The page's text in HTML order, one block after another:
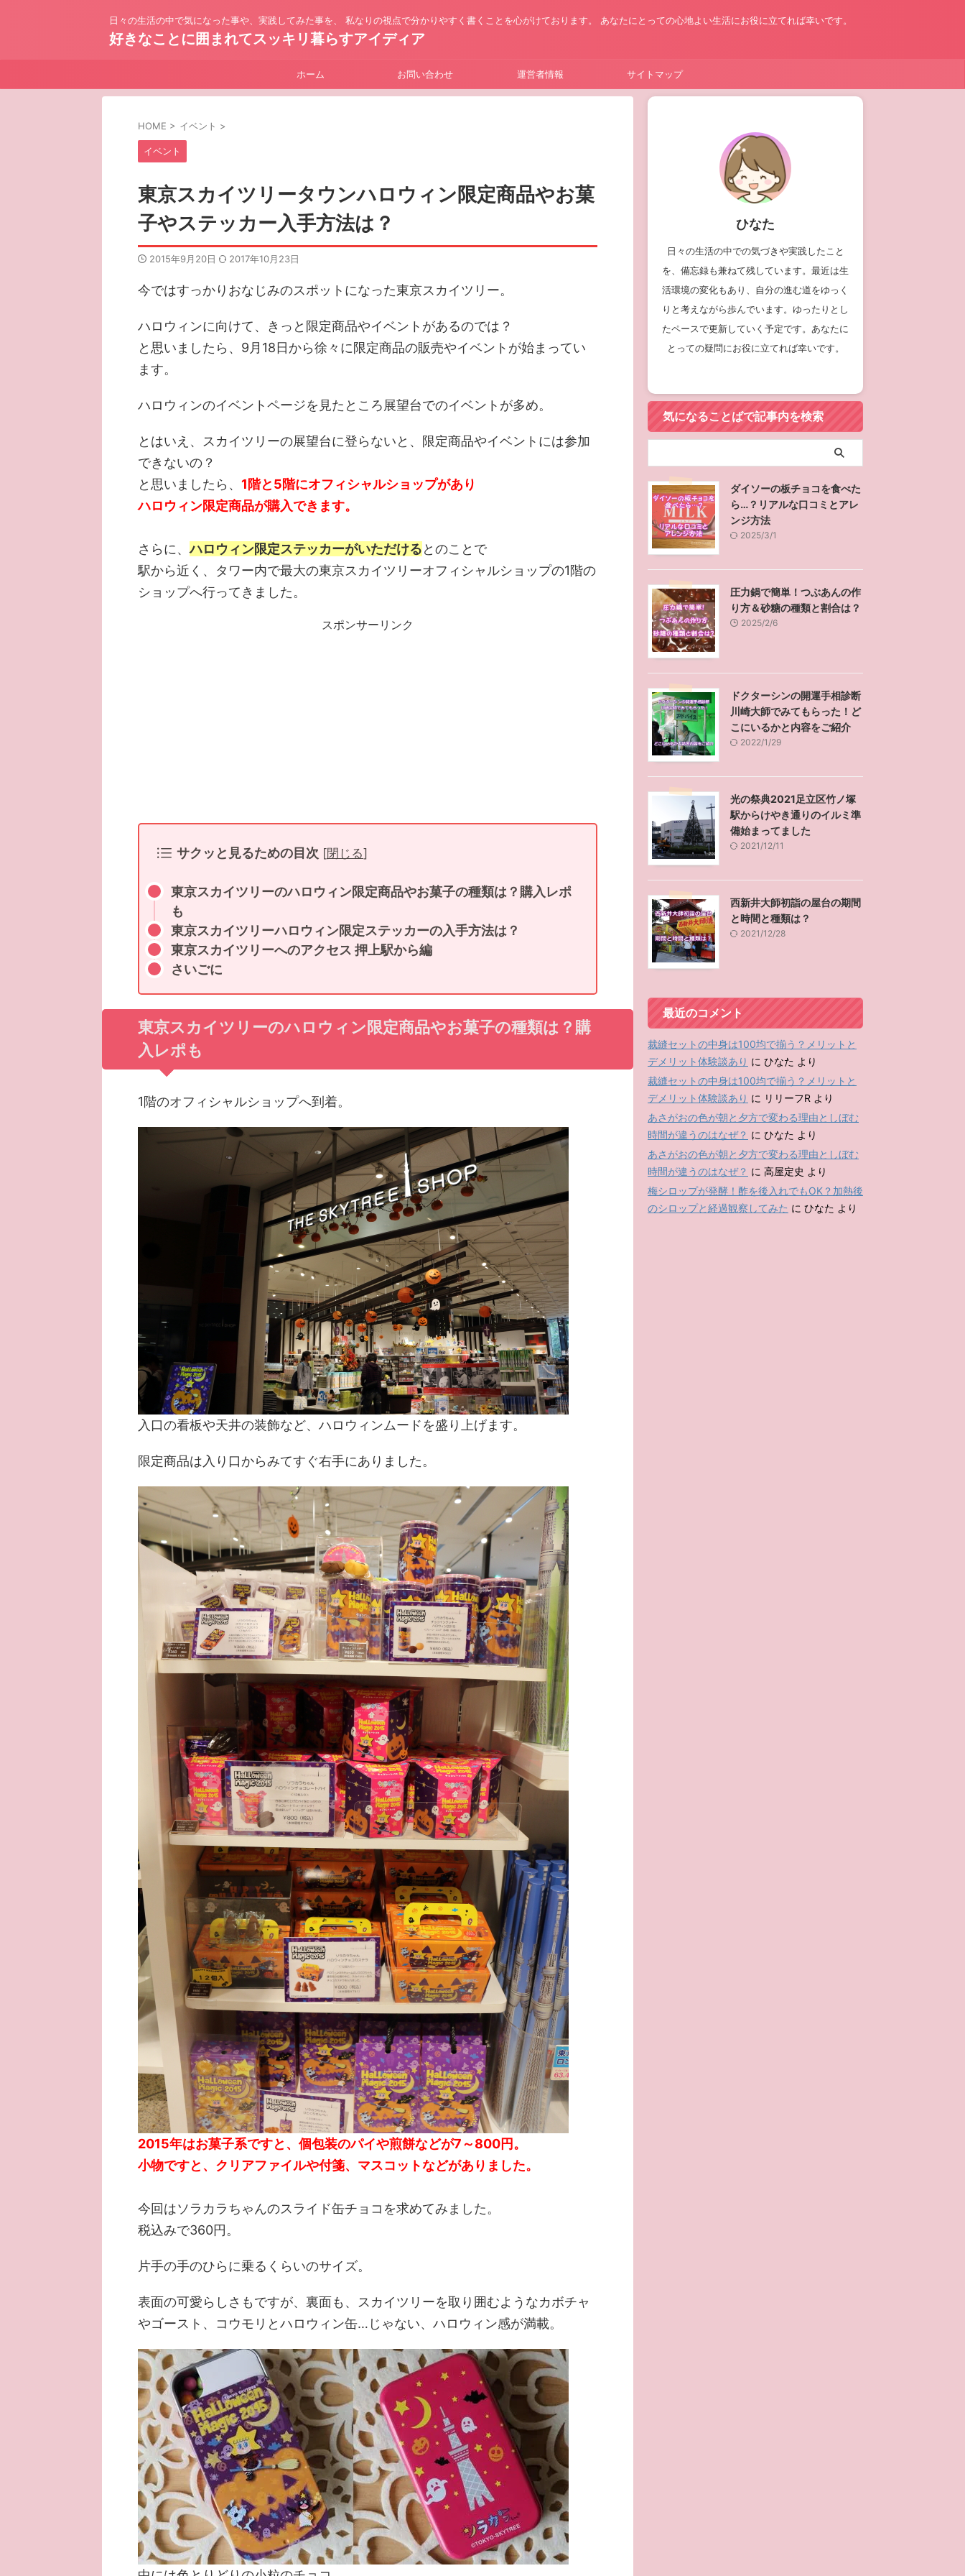
日々の生活の中で気になった事や、実践してみた事を、 私なりの視点で分かりやすく書くことを心がけております。 あなたにとっての心地よい生活にお役に立てれば幸いです。
好きなことに囲まれてスッキリ暮らすアイディア
ホーム お問い合わせ 運営者情報 サイトマップ
HOME > イベント >
イベント
東京スカイツリータウンハロウィン限定商品やお菓
子やステッカー入手方法は？
2015年9月20日 2017年10月23日
今ではすっかりおなじみのスポットになった東京スカイツリー。
ハロウィンに向けて、きっと限定商品やイベントがあるのでは？
と思いましたら、9月18日から徐々に限定商品の販売やイベントが始まってい
ます。
ハロウィンのイベントページを見たところ展望台でのイベントが多め。
とはいえ、スカイツリーの展望台に登らないと、限定商品やイベントには参加
できないの？
と思いましたら、 1階と5階にオフィシャルショップがあり
ハロウィン限定商品が購入できます。
さらに、ハロウィン限定ステッカーがいただけるとのことで
駅から近く、タワー内で最大の東京スカイツリーオフィシャルショップの1階の
ショップへ行ってきました。
スポンサーリンク
サクッと見るための目次 [閉じる]
東京スカイツリーのハロウィン限定商品やお菓子の種類は？購入レポ
も
東京スカイツリーハロウィン限定ステッカーの入手方法は？
東京スカイツリーへのアクセス 押上駅から編
さいごに
東京スカイツリーのハロウィン限定商品やお菓子の種類は？購
入レポも
1階のオフィシャルショップへ到着。
入口の看板や天井の装飾など、ハロウィンムードを盛り上げます。
限定商品は入り口からみてすぐ右手にありました。
2015年はお菓子系ですと、個包装のパイや煎餅などが7～800円。
小物ですと、クリアファイルや付箋、マスコットなどがありました。
今回はソラカラちゃんのスライド缶チョコを求めてみました。
税込みで360円。
片手の手のひらに乗るくらいのサイズ。
表面の可愛らしさもですが、裏面も、スカイツリーを取り囲むようなカボチャ
やゴースト、コウモリとハロウィン缶…じゃない、ハロウィン感が満載。
ひなた
日々の生活の中での気づきや実践したこと
を、備忘録も兼ねて残しています。最近は生
活環境の変化もあり、自分の進む道をゆっく
りと考えながら歩んでいます。ゆったりとし
たペースで更新していく予定です。あなたに
とっての疑問にお役に立てれば幸いです。
気になることばで記事内を検索
ダイソーの板チョコを食べた
ら…？リアルな口コミとアレ
ンジ方法
2025/3/1
圧力鍋で簡単！つぶあんの作
り方＆砂糖の種類と割合は？
2025/2/6
ドクターシンの開運手相診断
川崎大師でみてもらった！ど
こにいるかと内容をご紹介
2022/1/29
光の祭典2021足立区竹ノ塚
駅からけやき通りのイルミ準
備始まってました
2021/12/11
西新井大師初詣の屋台の期間
と時間と種類は？
2021/12/28
最近のコメント
裁縫セットの中身は100均で揃う？メリットと
デメリット体験談あり に ひなた より
裁縫セットの中身は100均で揃う？メリットと
デメリット体験談あり に リリーフR より
あさがおの色が朝と夕方で変わる理由としぼむ
時間が違うのはなぜ？ に ひなた より
あさがおの色が朝と夕方で変わる理由としぼむ
時間が違うのはなぜ？ に 高屋定史 より
梅シロップが発酵！酢を後入れでもOK？加熱後
のシロップと経過観察してみた に ひなた より